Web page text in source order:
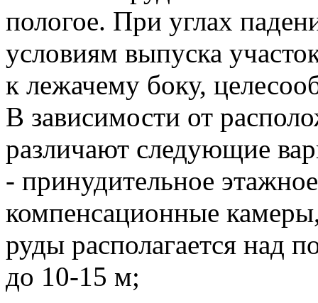
пологое. При углах
условиям выпуска
к лежачему боку,
В зависимости от
различают следующие
- принудительное
компенсационные
руды располагается над
до 10-15 м;